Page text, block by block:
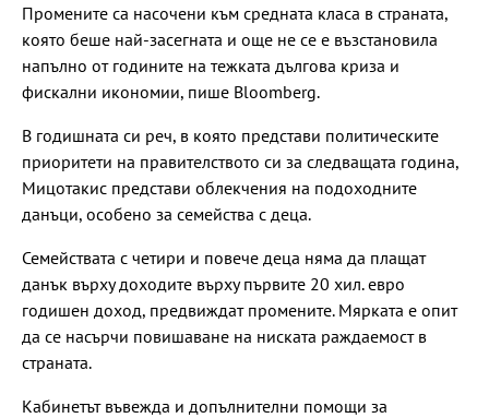
Промените са насочени към средната класа в страната,
която беше най-засегната и още не се е възстановила
напълно от годините на тежката дългова криза и
фискални икономии, пише Bloomberg.
В годишната си реч, в която представи политическите
приоритети на правителството си за следващата година,
Мицотакис представи облекчения на подоходните
данъци, особено за семейства с деца.
Семействата с четири и повече деца няма да плащат
данък върху доходите върху първите 20 хил. евро
годишен доход, предвиждат промените. Мярката е опит
да се насърчи повишаване на ниската раждаемост в
страната.
Кабинетът въвежда и допълнителни помощи за